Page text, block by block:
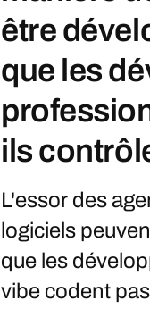
être
que les
ils
L'essor des
logiciels
que les
vibe codent